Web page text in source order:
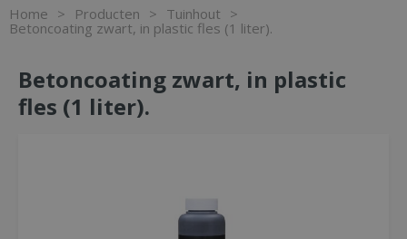
Home > Producten > Tuinhout >
Betoncoating zwart, in plastic fles (1 liter).
Betoncoating zwart, in plastic
fles (1 liter).